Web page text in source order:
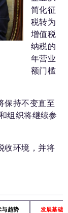
简化征
税转为
增值税
纳税的
年营业
额门槛
保持不变直至
组织将继续参
收环境，并将
与趋势 发展基础